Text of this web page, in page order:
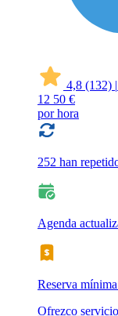
4,8 (132) |
12 50 €
por hora
252 han
Agenda
Reserva
Ofrezco